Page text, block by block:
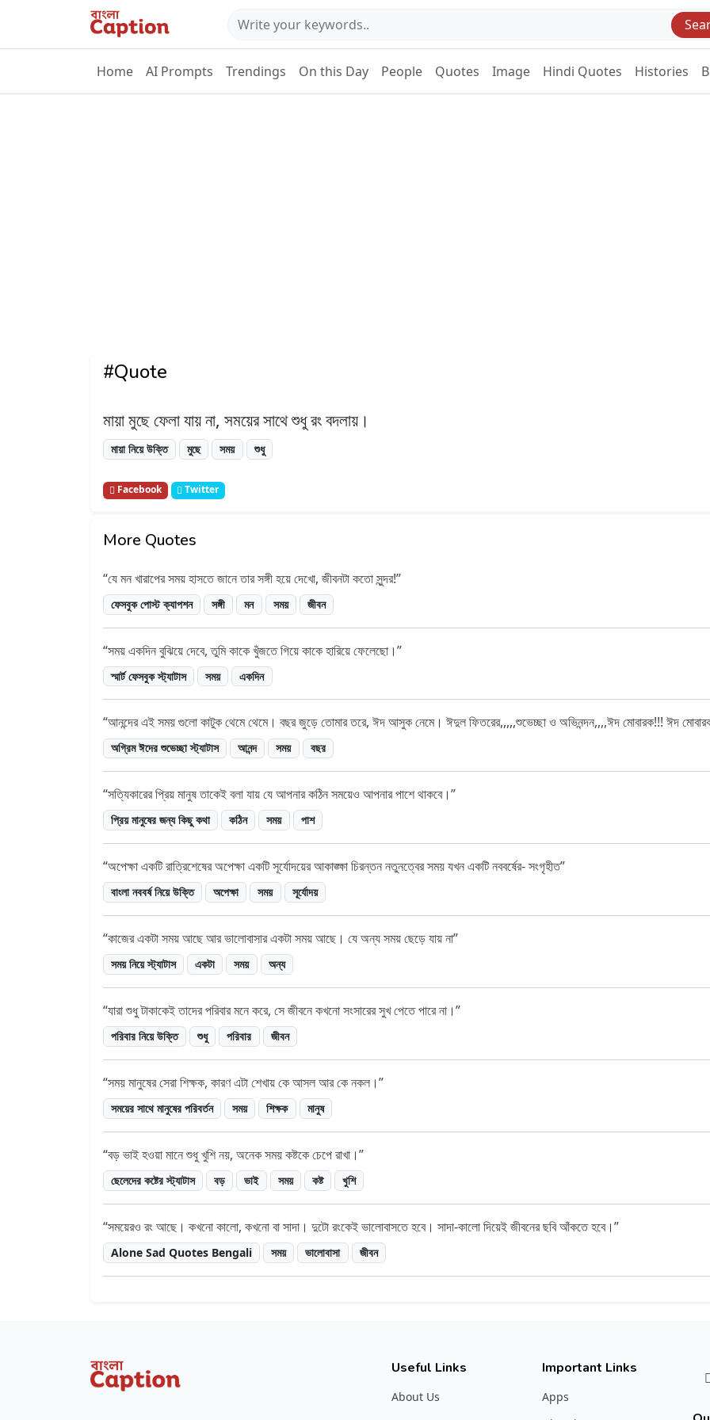
Home AI Prompts Trendings On this Day People Quotes Image Hindi Quotes Histories
#Quote
মায়া মুছে ফেলা যায় না, সময়ের সাথে শুধু রং বদলায়।
মায়া নিয়ে উক্তি মুছে সময় শুধু
Facebook Twitter
More Quotes
যে মন খারাপের সময় হাসতে জানে তার সঙ্গী হয়ে দেখো, জীবনটা কতো সুন্দর!
ফেসবুক পোস্ট ক্যাপশন সঙ্গী মন সময় জীবন
সময় একদিন বুঝিয়ে দেবে, তুমি কাকে খুঁজতে গিয়ে কাকে হারিয়ে ফেলেছো।
স্মার্ট ফেসবুক স্ট্যাটাস সময় একদিন
আনন্দের এই সময় গুলো কাটুক থেমে থেমে। বছর জুড়ে তোমার তরে, ঈদ আসুক নেমে। ঈদুল ফিতরের,,,,,শুভেচ্ছা ও অভিনন্দন,,,,ঈদ মোবারক!!! ঈদ
অগ্রিম ঈদের শুভেচ্ছা স্ট্যাটাস আনন্দ সময় বছর
সত্যিকারের প্রিয় মানুষ তাকেই বলা যায় যে আপনার কঠিন সময়েও আপনার পাশে থাকবে।
প্রিয় মানুষের জন্য কিছু কথা কঠিন সময় পাশ
অপেক্ষা একটি রাত্রিশেষের অপেক্ষা একটি সূর্যোদয়ের আকাঙ্ক্ষা চিরন্তন নতুনত্বের সময় যখন একটি নববর্ষের- সংগৃহীত
বাংলা নববর্ষ নিয়ে উক্তি অপেক্ষা সময় সূর্যোদয়
কাজের একটা সময় আছে আর ভালোবাসার একটা সময় আছে। যে অন্য সময় ছেড়ে যায় না
সময় নিয়ে স্ট্যাটাস একটা সময় অন্য
যারা শুধু টাকাকেই তাদের পরিবার মনে করে, সে জীবনে কখনো সংসারের সুখ পেতে পারে না।
পরিবার নিয়ে উক্তি শুধু পরিবার জীবন
সময় মানুষের সেরা শিক্ষক, কারণ এটা শেখায় কে আসল আর কে নকল।
সময়ের সাথে মানুষের পরিবর্তন সময় শিক্ষক মানুষ
বড় ভাই হওয়া মানে শুধু খুশি নয়, অনেক সময় কষ্টকে চেপে রাখা।
ছেলেদের কষ্টের স্ট্যাটাস বড় ভাই সময় কষ্ট খুশি
সময়েরও রং আছে। কখনো কালো, কখনো বা সাদা। দুটো রংকেই ভালোবাসতে হবে। সাদা-কালো দিয়েই জীবনের ছবি আঁকতে হবে।
Alone Sad Quotes Bengali সময় ভালোবাসা জীবন
Useful Links
About Us
Important Links
Apps